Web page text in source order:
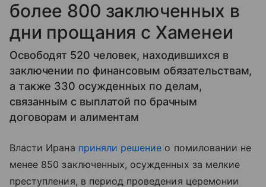
более 800 заключенных в
дни прощания с Хаменеи
Освободят 520 человек, находившихся в
заключении по финансовым обязательствам,
а также 330 осужденных по делам,
связанным с выплатой по брачным
договорам и алиментам
Власти Ирана приняли решение о помиловании не
менее 850 заключенных, осужденных за мелкие
преступления, в период проведения церемонии